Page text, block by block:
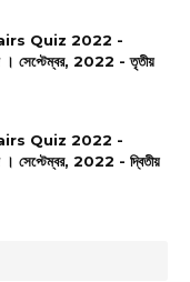
Quiz 2022 -
। সেপ্টেম্বর, 2022 - তৃতীয়
Quiz 2022 -
। সেপ্টেম্বর, 2022 - দ্বিতীয়